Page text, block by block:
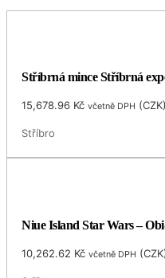
Stříbrná mince Stříbrná
15,678.96 Kč včetně DPH (CZK)
Stříbro
Niue Island Star Wars –
10,262.62 Kč včetně DPH (CZK